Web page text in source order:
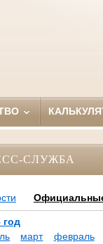
СЛУЖБА
год
март
февраль